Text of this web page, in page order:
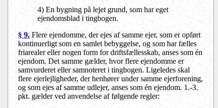
4) En bygning på lejet grund, som har eget
ejendomsblad i tingbogen.
§ 9.Flere ejendomme, der ejes af samme ejer, som er opført
kontinuerligt som en samlet bebyggelse, og som har fælles
friarealer eller nogen form for driftsfællesskab, anses som én
ejendom. Det samme gælder, hvor flere ejendomme er
samvurderet eller samnoteret i tingbogen. Ligeledes skal
flere ejerlejligheder, der henhører under samme ejerforening,
og som ejes af samme udlejer, anses som én ejendom. 1.-3.
pkt. gælder ved anvendelse af følgende regler: